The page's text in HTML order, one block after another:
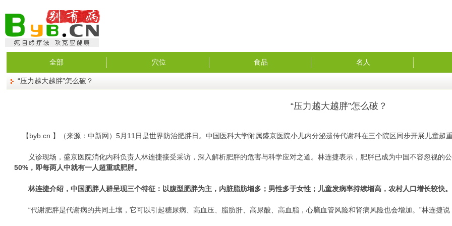
全部 穴位 食品 名人
“压力越大越胖”怎么破？
“压力越大越胖”怎么破？
【byb.cn 】（来源：中新网）5月11日是世界防治肥胖日。中国医科大学附属盛京医院小儿内分泌遗传代谢科在三个院区同步开展儿童超
义诊现场，盛京医院消化内科负责人林连捷接受采访，深入解析肥胖的危害与科学应对之道。林连捷表示，肥胖已成为中国不容忽视的
50%，即每两人中就有一人超重或肥胖。
林连捷介绍，中国肥胖人群呈现三个特征：以腹型肥胖为主，内脏脂肪增多；男性多于女性；儿童发病率持续增高，农村人口增长较快。
“代谢肥胖是代谢病的共同土壤，它可以引起糖尿病、高血压、脂肪肝、高尿酸、高血脂，心脑血管风险和肾病风险也会增加。”林连捷说